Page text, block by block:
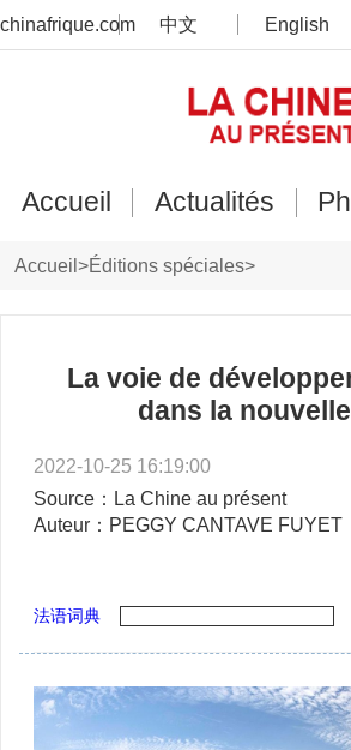
chinafrique.com 中文 English
Accueil Actualités
Accueil >Éditions spéciales>
Points de vue étrangers
La voie de
dans la
2022-10-25 16:19:00
Source：La Chine au présent
Auteur：PEGGY CANTAVE FUYET
法语词典